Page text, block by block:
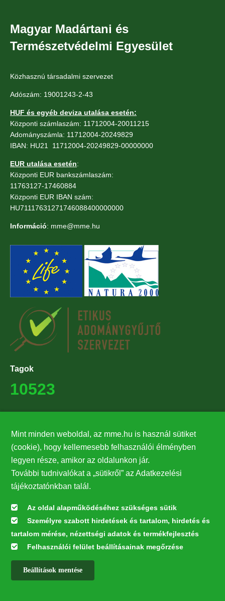
Magyar Madártani és
Természetvédelmi Egyesület
Közhasznú társadalmi szervezet
Adószám: 19001243-2-43
HUF és egyéb deviza utalása esetén:
Központi számlaszám: 11712004-20011215
Adományszámla: 11712004-20249829
IBAN: HU21 11712004-20249829-00000000
EUR utalása esetén:
Központi EUR bankszámlaszám:
11763127-17460884
Központi EUR IBAN szám:
HU71117631271746088400000000
Információ: mme@mme.hu
Tagok
10523
27224
Hírlevél feliratkozás
Értesüljön elsőként legfrissebb híreinkről, eseményeinkről!
Feliratkozás
Mint minden weboldal, az mme.hu is használ sütiket
(cookie), hogy kellemesebb felhasználói élményben
legyen része, amikor az oldalunkon jár.
További tudnivalókat a „sütikről” az Adatkezelési
tájékoztatónkban talál.
Az oldal alapműködéséhez szükséges sütik
Személyre szabott hirdetések és tartalom, hirdetés és
tartalom mérése, nézettségi adatok és termékfejlesztés
Felhasználói felület beállításainak megőrzése
Beállítások mentése